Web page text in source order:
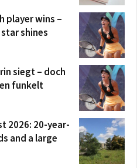
player wins –
shines
siegt – doch
funkelt
2026: 20-year-
and a large